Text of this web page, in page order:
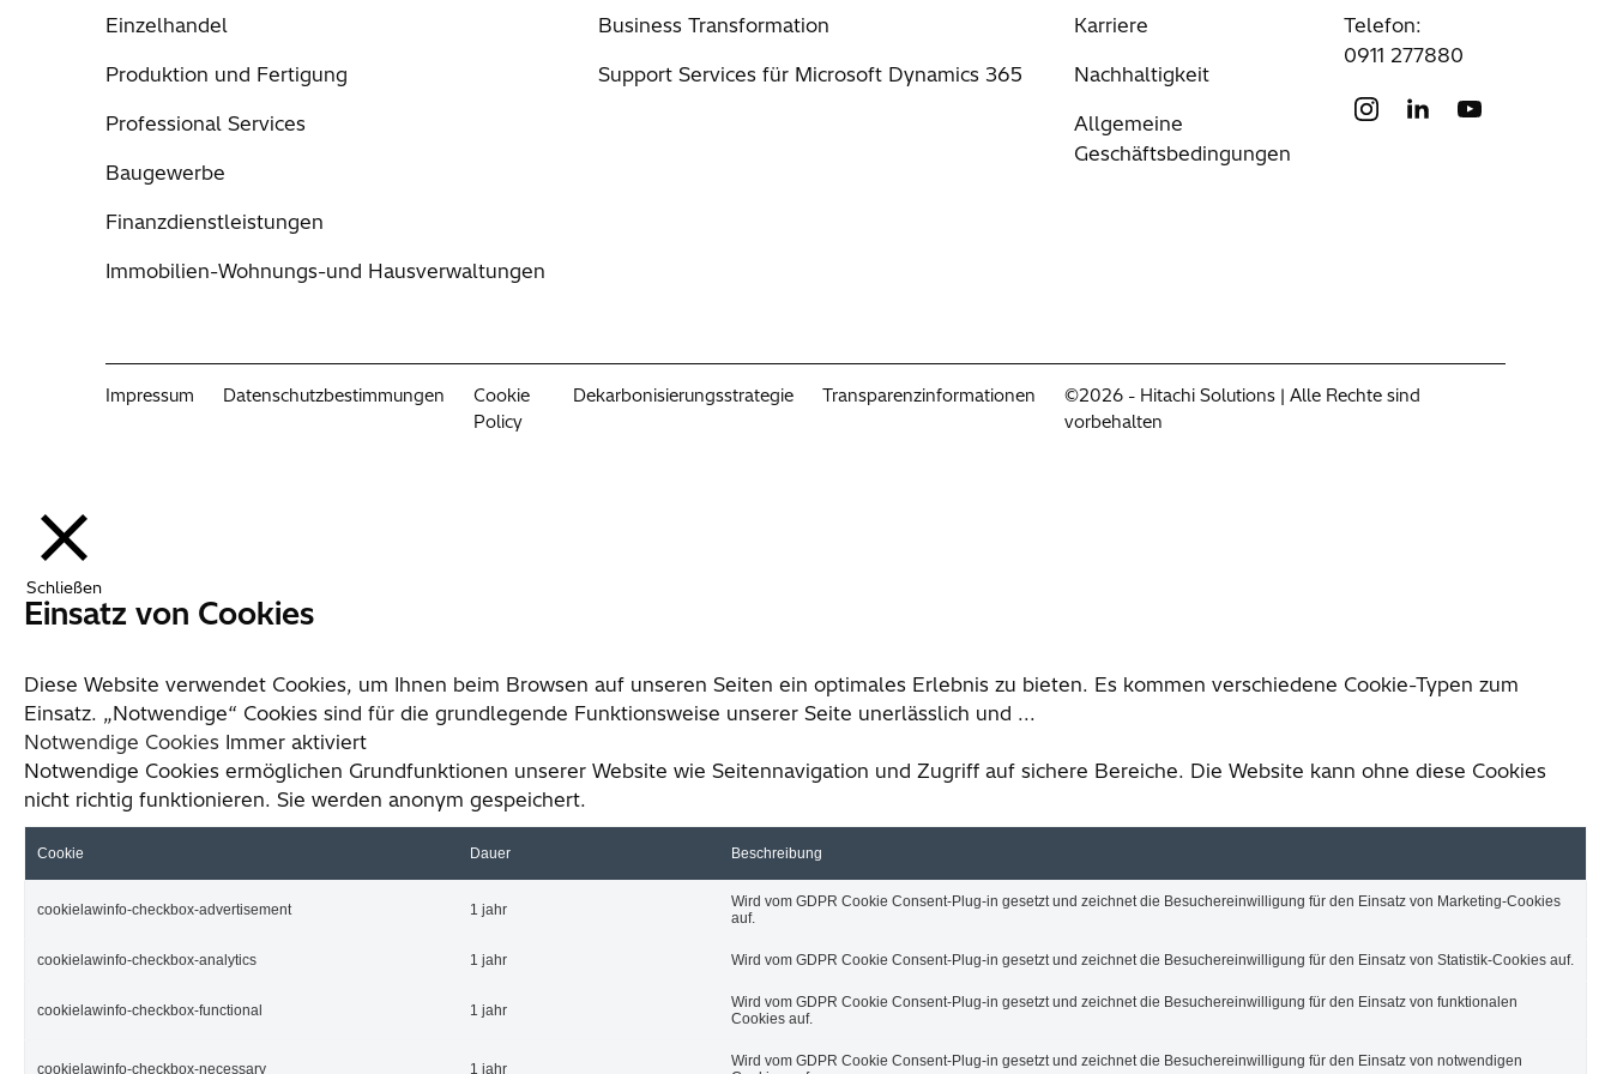
(erforderlich)
Einzelhandel
Produktion und Fertigung
Professional Services
Baugewerbe
Finanzdienstleistungen
Immobilien-Wohnungs-und Hausverwaltungen
Business Transformation
Support Services für Microsoft Dynamics 365
Karriere
Nachhaltigkeit
Allgemeine
Geschäftsbedingungen
Telefon:
0911 277880
Impressum Datenschutzbestimmungen
Cookie
Policy
Dekarbonisierungsstrategie Transparenzinformationen
©2026 - Hitachi Solutions | Alle Rechte sind
vorbehalten
Schließen
Einsatz von Cookies
Diese Website verwendet Cookies, um Ihnen beim Browsen auf unseren Seiten ein optimales Erlebnis zu bieten. Es kommen verschiedene Cookie-Typen zum
Einsatz. „Notwendige“ Cookies sind für die grundlegende Funktionsweise unserer Seite unerlässlich und ...
Notwendige Cookies Immer aktiviert
Notwendige Cookies ermöglichen Grundfunktionen unserer Website wie Seitennavigation und Zugriff auf sichere Bereiche. Die Website kann ohne diese Cookies
nicht richtig funktionieren. Sie werden anonym gespeichert.
Cookie Dauer Beschreibung
cookielawinfo-checkbox-advertisement 1 jahr
Wird vom GDPR Cookie Consent-Plug-in gesetzt und zeichnet die Besuchereinwilligung für den Einsatz von Marketing-Cookies
auf.
cookielawinfo-checkbox-analytics 1 jahr Wird vom GDPR Cookie Consent-Plug-in gesetzt und zeichnet die Besuchereinwilligung für den Einsatz von Statistik-Cookies auf.
cookielawinfo-checkbox-functional 1 jahr
Wird vom GDPR Cookie Consent-Plug-in gesetzt und zeichnet die Besuchereinwilligung für den Einsatz von funktionalen
Cookies auf.
cookielawinfo-checkbox-necessary 1 jahr
Wird vom GDPR Cookie Consent-Plug-in gesetzt und zeichnet die Besuchereinwilligung für den Einsatz von notwendigen